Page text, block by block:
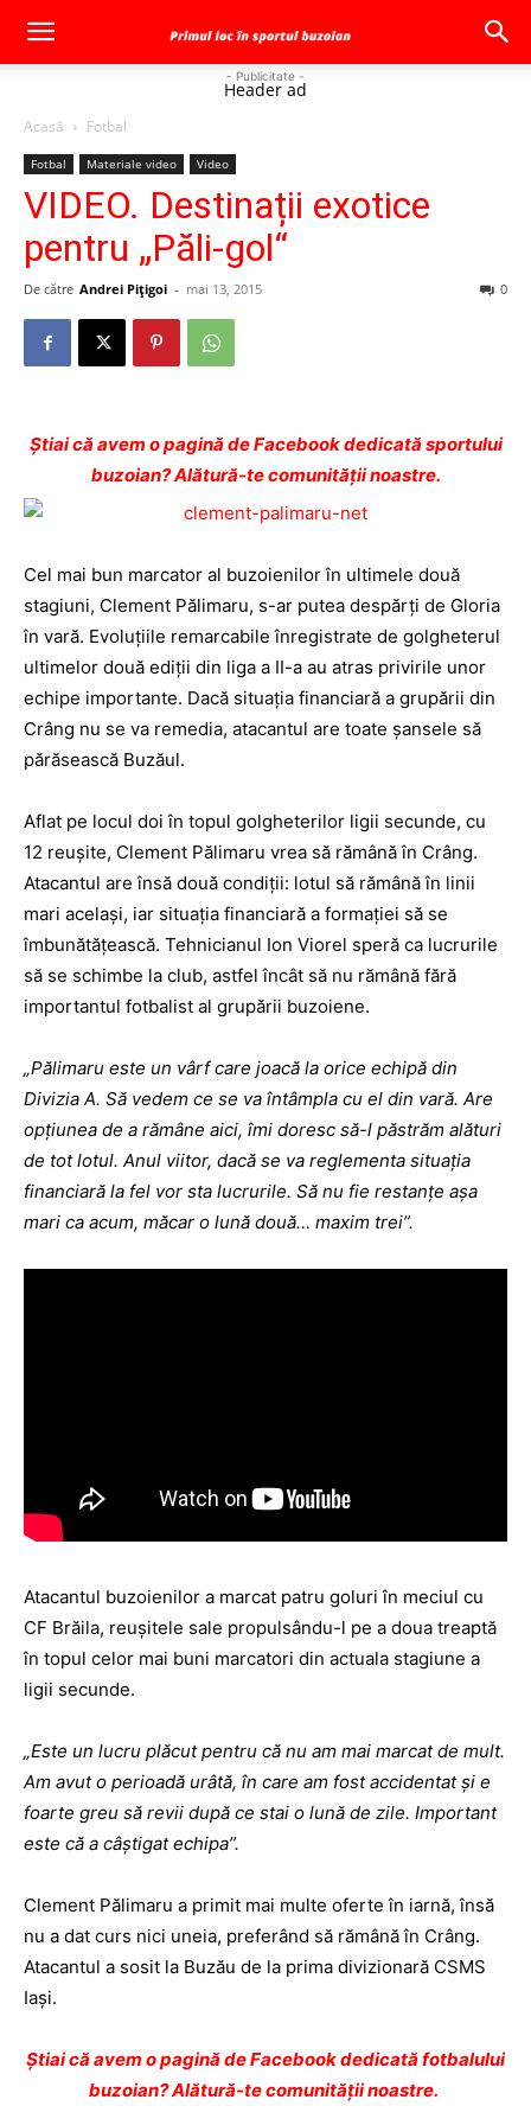
- Publicitate -
Header ad
Acasă Fotbal
Fotbal Materiale video Video
VIDEO. Destinații exotice
pentru „Păli-gol“
De către Andrei Pițigoi - mai 13, 2015 0
Ştiai că avem o pagină de Facebook dedicată sportului
buzoian? Alătură-te comunității noastre.
Cel mai bun marcator al buzoienilor în ultimele două
stagiuni, Clement Pălimaru, s-ar putea despărţi de Gloria
în vară. Evoluţiile remarcabile înregistrate de golgheterul
ultimelor două ediţii din liga a II-a au atras privirile unor
echipe importante. Dacă situaţia financiară a grupării din
Crâng nu se va remedia, atacantul are toate şansele să
părăsească Buzăul.
Aflat pe locul doi în topul golgheterilor ligii secunde, cu
12 reuşite, Clement Pălimaru vrea să rămână în Crâng.
Atacantul are însă două condiţii: lotul să rămână în linii
mari acelaşi, iar situaţia financiară a formaţiei să se
îmbunătăţească. Tehnicianul Ion Viorel speră ca lucrurile
să se schimbe la club, astfel încât să nu rămână fără
importantul fotbalist al grupării buzoiene.
„Pălimaru este un vârf care joacă la orice echipă din
Divizia A. Să vedem ce se va întâmpla cu el din vară. Are
opţiunea de a rămâne aici, îmi doresc să-l păstrăm alături
de tot lotul. Anul viitor, dacă se va reglementa situaţia
financiară la fel vor sta lucrurile. Să nu fie restanţe aşa
mari ca acum, măcar o lună două… maxim trei”.
Atacantul buzoienilor a marcat patru goluri în meciul cu
CF Brăila, reuşitele sale propulsându-l pe a doua treaptă
în topul celor mai buni marcatori din actuala stagiune a
ligii secunde.
„Este un lucru plăcut pentru că nu am mai marcat de mult.
Am avut o perioadă urâtă, în care am fost accidentat şi e
foarte greu să revii după ce stai o lună de zile. Important
este că a câştigat echipa”.
Clement Pălimaru a primit mai multe oferte în iarnă, însă
nu a dat curs nici uneia, preferând să rămână în Crâng.
Atacantul a sosit la Buzău de la prima divizionară CSMS
Iaşi.
Ştiai că avem o pagină de Facebook dedicată fotbalului
buzoian? Alătură-te comunității noastre.